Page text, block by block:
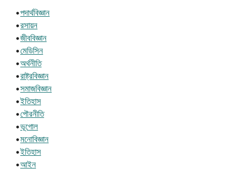
•পদার্থবিজ্ঞান
•রসায়ন
•জীববিজ্ঞান
•মেডিসিন
•অর্থনীতি
•রাষ্ট্রবিজ্ঞান
•সমাজবিজ্ঞান
•ইতিহাস
•পৌরনীতি
•ভূগোল
•মনোবিজ্ঞান
•ইতিহাস
•আইন